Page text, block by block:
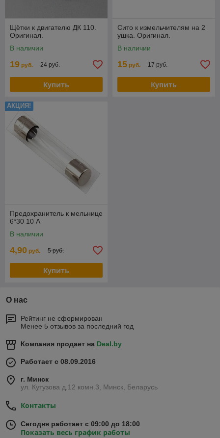
Щётки к двигателю ДК 110.
Оригинал.
В наличии
19 руб. 24 руб.
Купить
Сито к измельчителям на 2
ушка. Оригинал.
В наличии
15 руб. 17 руб.
Купить
АКЦИЯ!
Предохранитель к мельнице
6*30 10 А
В наличии
4,90 руб. 5 руб.
Купить
О нас
Рейтинг не сформирован
Менее 5 отзывов за последний год
Компания продает на Deal.by
Работает с 08.09.2016
г. Минск
ул. Кутузова д.12 комн.3, Минск, Беларусь
Контакты
Сегодня работает с 09:00 до 18:00
Показать весь график работы